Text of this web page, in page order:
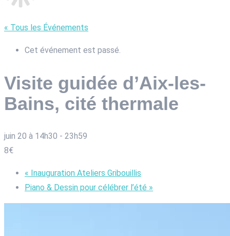
« Tous les Événements
Cet événement est passé.
Visite guidée d’Aix-les-
Bains, cité thermale
juin 20 à 14h30 - 23h59
8€
« Inauguration Ateliers Gribouillis
Piano & Dessin pour célébrer l’été »